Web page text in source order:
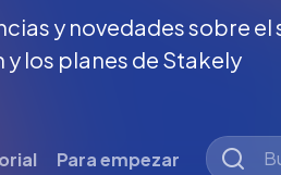
y novedades sobre
los planes de Stakely
Para empezar